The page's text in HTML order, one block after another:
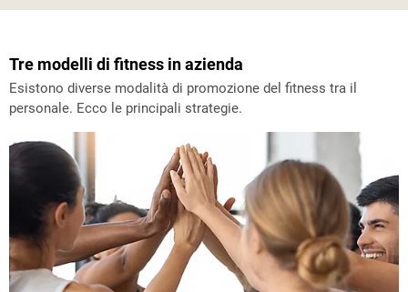
Tre modelli di fitness in azienda
Esistono diverse modalità di promozione del fitness tra il
personale. Ecco le principali strategie.